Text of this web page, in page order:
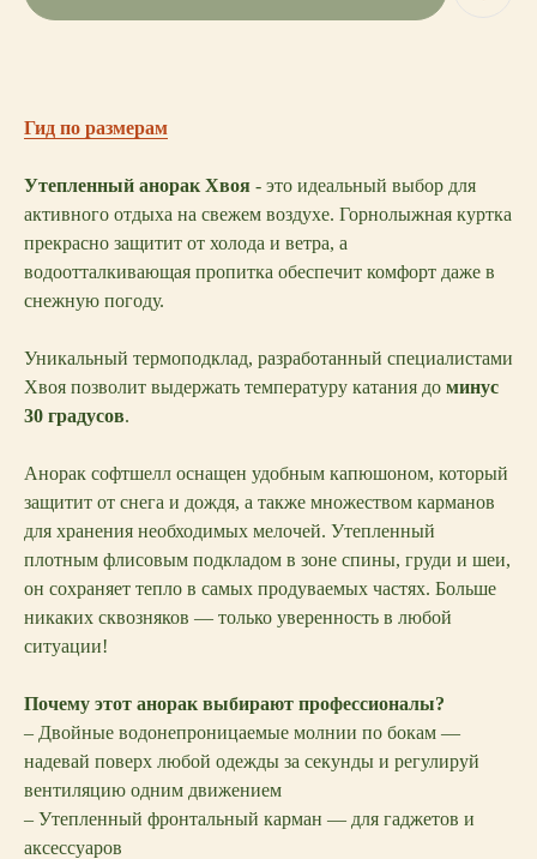
Гид по размерам
Утепленный анорак Хвоя - это идеальный выбор для
активного отдыха на свежем воздухе. Горнолыжная куртка
прекрасно защитит от холода и ветра, а
водоотталкивающая пропитка обеспечит комфорт даже в
снежную погоду.
Уникальный термоподклад, разработанный специалистами
Хвоя позволит выдержать температуру катания до минус
30 градусов.
Анорак софтшелл оснащен удобным капюшоном, который
защитит от снега и дождя, а также множеством карманов
для хранения необходимых мелочей. Утепленный
плотным флисовым подкладом в зоне спины, груди и шеи,
он сохраняет тепло в самых продуваемых частях. Больше
никаких сквозняков — только уверенность в любой
ситуации!
Почему этот анорак выбирают профессионалы?
– Двойные водонепроницаемые молнии по бокам —
надевай поверх любой одежды за секунды и регулируй
вентиляцию одним движением
– Утепленный фронтальный карман — для гаджетов и
аксессуаров